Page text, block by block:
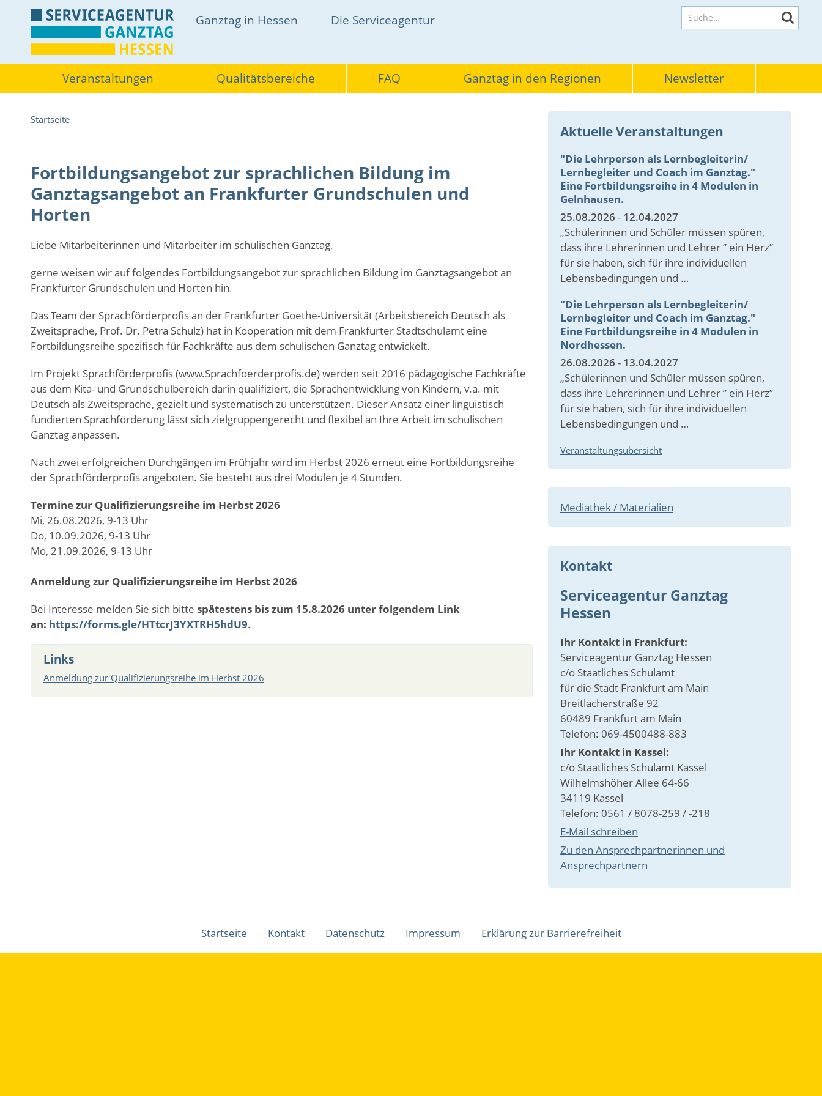
Suche
Hauptnavigation
Ganztag in Hessen Die Serviceagentur
Veranstaltungen Qualitätsbereiche FAQ Ganztag in den Regionen Newsletter
Pfadnavigation
Startseite
Fortbildungsangebot zur sprachlichen Bildung im
Ganztagsangebot an Frankfurter Grundschulen und
Horten
Liebe Mitarbeiterinnen und Mitarbeiter im schulischen Ganztag,
gerne weisen wir auf folgendes Fortbildungsangebot zur sprachlichen Bildung im Ganztagsangebot an
Frankfurter Grundschulen und Horten hin.
Das Team der Sprachförderprofis an der Frankfurter Goethe-Universität (Arbeitsbereich Deutsch als
Zweitsprache, Prof. Dr. Petra Schulz) hat in Kooperation mit dem Frankfurter Stadtschulamt eine
Fortbildungsreihe spezifisch für Fachkräfte aus dem schulischen Ganztag entwickelt.
Im Projekt Sprachförderprofis (www.Sprachfoerderprofis.de) werden seit 2016 pädagogische Fachkräfte
aus dem Kita- und Grundschulbereich darin qualifiziert, die Sprachentwicklung von Kindern, v.a. mit
Deutsch als Zweitsprache, gezielt und systematisch zu unterstützen. Dieser Ansatz einer linguistisch
fundierten Sprachförderung lässt sich zielgruppengerecht und flexibel an Ihre Arbeit im schulischen
Ganztag anpassen.
Nach zwei erfolgreichen Durchgängen im Frühjahr wird im Herbst 2026 erneut eine Fortbildungsreihe
der Sprachförderprofis angeboten. Sie besteht aus drei Modulen je 4 Stunden.
Termine zur Qualifizierungsreihe im Herbst 2026
Mi, 26.08.2026, 9-13 Uhr
Do, 10.09.2026, 9-13 Uhr
Mo, 21.09.2026, 9-13 Uhr
Anmeldung zur Qualifizierungsreihe im Herbst 2026
Bei Interesse melden Sie sich bitte spätestens bis zum 15.8.2026 unter folgendem Link
an: https://forms.gle/HTtcrJ3YXTRH5hdU9.
Links
Anmeldung zur Qualifizierungsreihe im Herbst 2026
Aktuelle Veranstaltungen
"Die Lehrperson als Lernbegleiterin/
Lernbegleiter und Coach im Ganztag."
Eine Fortbildungsreihe in 4 Modulen in
Gelnhausen.
25.08.2026 - 12.04.2027
„Schülerinnen und Schüler müssen spüren,
dass ihre Lehrerinnen und Lehrer ” ein Herz”
für sie haben, sich für ihre individuellen
Lebensbedingungen und …
"Die Lehrperson als Lernbegleiterin/
Lernbegleiter und Coach im Ganztag."
Eine Fortbildungsreihe in 4 Modulen in
Nordhessen.
26.08.2026 - 13.04.2027
„Schülerinnen und Schüler müssen spüren,
dass ihre Lehrerinnen und Lehrer ” ein Herz”
für sie haben, sich für ihre individuellen
Lebensbedingungen und …
Veranstaltungsübersicht
Mediathek / Materialien
Kontakt
Serviceagentur Ganztag
Hessen
Ihr Kontakt in Frankfurt:
Serviceagentur Ganztag Hessen
c/o Staatliches Schulamt
für die Stadt Frankfurt am Main
Breitlacherstraße 92
60489 Frankfurt am Main
Telefon: 069-4500488-883
Ihr Kontakt in Kassel:
c/o Staatliches Schulamt Kassel
Wilhelmshöher Allee 64-66
34119 Kassel
Telefon: 0561 / 8078-259 / -218
E-Mail schreiben
Zu den Ansprechpartnerinnen und
Ansprechpartnern
Startseite Kontakt Datenschutz Impressum Erklärung zur Barrierefreiheit